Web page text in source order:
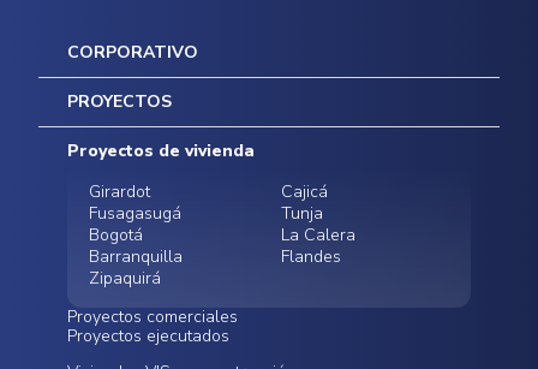
CORPORATIVO
Inicio
Mapa del sitio
Postventas
Contratación Directa
Noticias
PROYECTOS
Proyectos de vivienda
Girardot
Cajicá
Fusagasugá
Tunja
Bogotá
La Calera
Barranquilla
Flandes
Zipaquirá
Proyectos comerciales
Proyectos ejecutados